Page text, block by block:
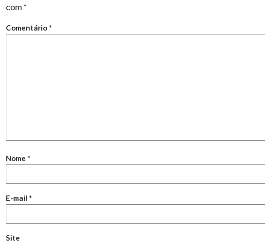
com*
Comentário *
Nome *
E-mail *
Site